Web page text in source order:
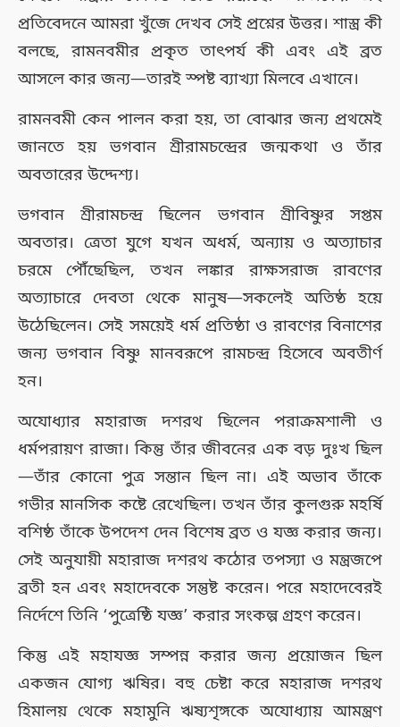
প্রতিবেদনে আমরা খুঁজে দেখব সেই প্রশ্নের উত্তর। শাস্ত্র কী
বলছে, রামনবমীর প্রকৃত তাৎপর্য কী এবং এই ব্রত
আসলে কার জন্য—তারই স্পষ্ট ব্যাখ্যা মিলবে এখানে।
রামনবমী কেন পালন করা হয়, তা বোঝার জন্য প্রথমেই
জানতে হয় ভগবান শ্রীরামচন্দ্রের জন্মকথা ও তাঁর
অবতারের উদ্দেশ্য।
ভগবান শ্রীরামচন্দ্র ছিলেন ভগবান শ্রীবিষ্ণুর সপ্তম
অবতার। ত্রেতা যুগে যখন অধর্ম, অন্যায় ও অত্যাচার
চরমে পৌঁছেছিল, তখন লঙ্কার রাক্ষসরাজ রাবণের
অত্যাচারে দেবতা থেকে মানুষ—সকলেই অতিষ্ঠ হয়ে
উঠেছিলেন। সেই সময়েই ধর্ম প্রতিষ্ঠা ও রাবণের বিনাশের
জন্য ভগবান বিষ্ণু মানবরূপে রামচন্দ্র হিসেবে অবতীর্ণ
হন।
অযোধ্যার মহারাজ দশরথ ছিলেন পরাক্রমশালী ও
ধর্মপরায়ণ রাজা। কিন্তু তাঁর জীবনের এক বড় দুঃখ ছিল
—তাঁর কোনো পুত্র সন্তান ছিল না। এই অভাব তাঁকে
গভীর মানসিক কষ্টে রেখেছিল। তখন তাঁর কুলগুরু মহর্ষি
বশিষ্ঠ তাঁকে উপদেশ দেন বিশেষ ব্রত ও যজ্ঞ করার জন্য।
সেই অনুযায়ী মহারাজ দশরথ কঠোর তপস্যা ও মন্ত্রজপে
ব্রতী হন এবং মহাদেবকে সন্তুষ্ট করেন। পরে মহাদেবেরই
নির্দেশে তিনি ‘পুত্রেষ্ঠি যজ্ঞ’ করার সংকল্প গ্রহণ করেন।
কিন্তু এই মহাযজ্ঞ সম্পন্ন করার জন্য প্রয়োজন ছিল
একজন যোগ্য ঋষির। বহু চেষ্টা করে মহারাজ দশরথ
হিমালয় থেকে মহামুনি ঋষ্যশৃঙ্গকে অযোধ্যায় আমন্ত্রণ